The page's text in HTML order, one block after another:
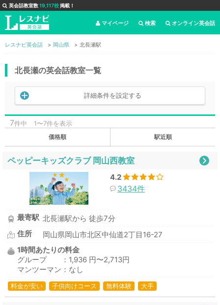
英会話教室数19,117校掲載！
オンライン英会話
検索
マイページ
レスナビ英会話 岡山県 北長瀬駅
北長瀬の英会話教室一覧
詳細条件を設定する
7件中 1〜7件を表示
価格順 駅近順
ペッピーキッズクラブ 岡山西教室
4.2
3434件
最寄駅 北長瀬駅から 徒歩7分
住所
岡山県岡山市北区中仙道2丁目16-27
1時間あたりの料金
グループ ：1,936 円〜2,713円
マンツーマン：なし
料金が安い 子供向けコース 無料体験 大手